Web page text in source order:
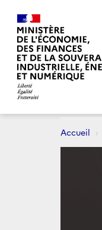
Accueil